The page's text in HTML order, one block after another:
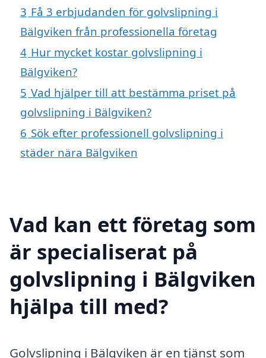
3 Få 3 erbjudanden för golvslipning i
Bälgviken från professionella företag
4 Hur mycket kostar golvslipning i
Bälgviken?
5 Vad hjälper till att bestämma priset på
golvslipning i Bälgviken?
6 Sök efter professionell golvslipning i
städer nära Bälgviken
Vad kan ett företag som
är specialiserat på
golvslipning i Bälgviken
hjälpa till med?
Golvslipning i Bälgviken är en tjänst som